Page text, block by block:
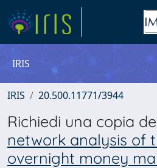
IRIS
IRIS 20.500.11771/3944
Richiedi una copia
network analysis of
overnight money